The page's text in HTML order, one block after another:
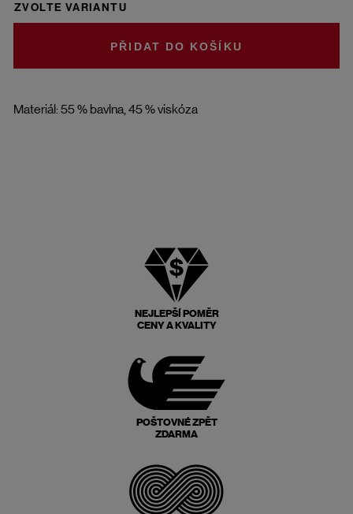
Materiál: 55 % bavlna, 45 % viskóza
ZVOLTE VARIANTU
DO KOŠÍKU
NEJLEPŠÍ POMĚR
CENY A KVALITY
POŠTOVNÉ ZPĚT
ZDARMA